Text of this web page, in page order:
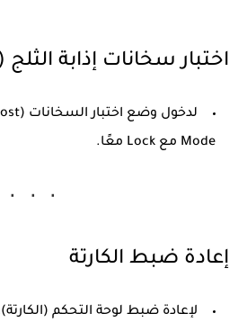
اختبار سخانات إذابة الثلج (Defrost)
لدخول وضع اختبار السخانات (Defrost)، اضغط على
Mode مع Lock معًا.
إعادة ضبط الكارتة
لإعادة ضبط لوحة التحكم